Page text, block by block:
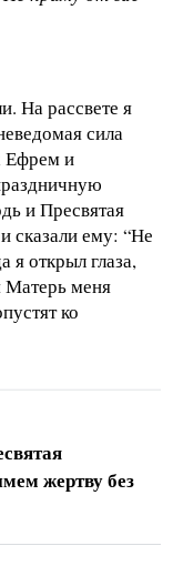
На рассвете я
сила
Ефрем и
и Пресвятая
сказали ему: “Не
я открыл глаза,
Матерь меня
ко
жертву без